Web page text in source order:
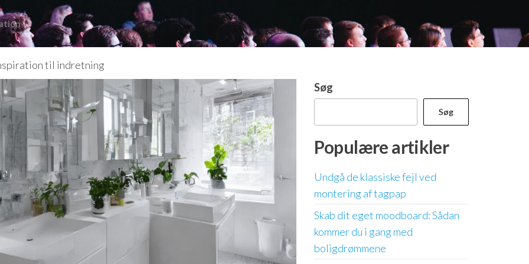
til indretning
Søg
Søg
Populære artikler
Undgå de klassiske fejl ved
montering af tagpap
Skab dit eget moodboard: Sådan
kommer du i gang med
boligdrømmene